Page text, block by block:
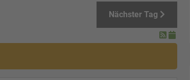
Nächster Tag